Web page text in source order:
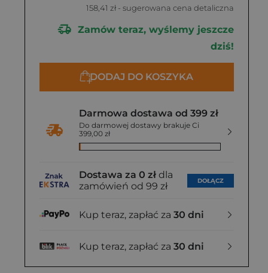
158,41 zł - sugerowana cena detaliczna
Zamów teraz, wyślemy jeszcze
dziś!
DODAJ DO KOSZYKA
Darmowa dostawa od 399 zł
Do darmowej dostawy brakuje Ci
399,00 zł
Dostawa za 0 zł dla
zamówień od 99 zł
DOŁĄCZ
Kup teraz, zapłać za 30 dni
Kup teraz, zapłać za 30 dni